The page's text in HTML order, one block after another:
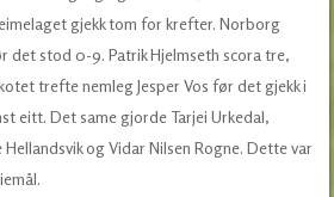
gjekk tom for krefter. Norborg
det stod 0-9. Patrik Hjelmseth scora tre,
trefte nemleg Jesper Vos før det gjekk i
eitt. Det same gjorde Tarjei Urkedal,
og Vidar Nilsen Rogne. Dette var